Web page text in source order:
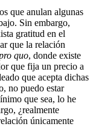
que anulan algunas
Sin embargo,
gratitud en el
que la relación
quo, donde existe
que fija un precio a
que acepta dichas
no puedo estar
que sea, lo he
¿realmente
únicamente